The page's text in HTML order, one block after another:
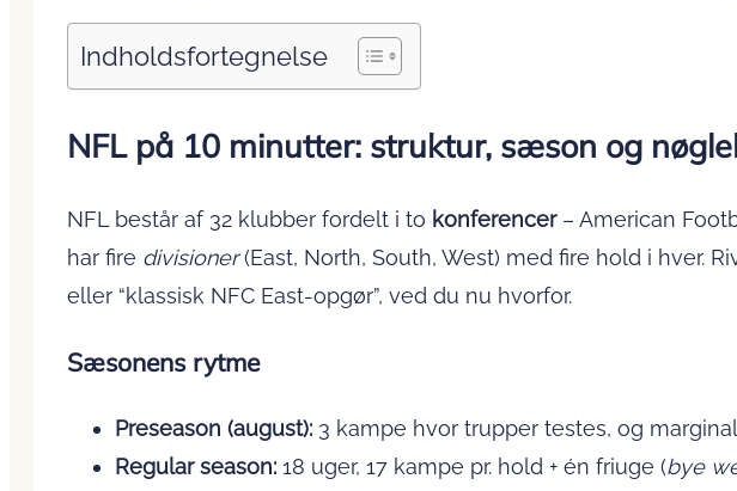
Indholdsfortegnelse
NFL på 10 minutter: struktur, sæson og
NFL består af 32 klubber fordelt i to konferencer– American
har fire divisioner(East, North, South, West) med fire hold i hver.
eller “klassisk NFC East-opgør”, ved du nu hvorfor.
Sæsonens rytme
Preseason (august): 3 kampe hvor trupper testes, og
Regular season: 18 uger, 17 kampe pr. hold + én friuge (bye